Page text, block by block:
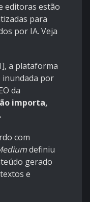
editoras estão
para
por IA. Veja
a plataforma
inundada por
da
importa,
com
definiu
gerado
e